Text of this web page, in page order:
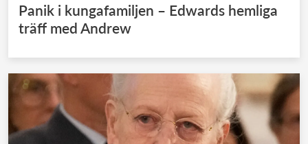
Panik i kungafamiljen – Edwards hemliga
träff med Andrew